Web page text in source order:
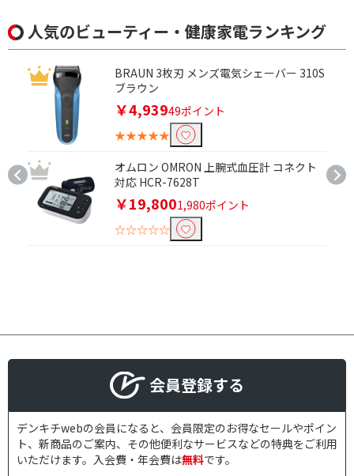
パイプ径で絞り込む
25mm
26mm
30mm
32mm
38mm
ストレートプレート幅で絞り込む
20mm以下
21mm以上30mm以下
21～30mm
31mm以上
最高温度で絞り込む
防水(ヘアカッター)で絞り込む
防水対応
刃の枚数で絞り込む
1枚刃
2枚刃
人気のビューティー・健康家電ランキング
BRAUN 3枚刃 メンズ電気シェーバー 310S
ブラウン
￥4,93949ポイント
★★★★★
オムロン OMRON 上腕式血圧計 コネクト
対応 HCR-7628T
￥19,8001,980ポイント
☆☆☆☆☆
会員登録する
デンキチwebの会員になると、会員限定のお得なセールやポイン
ト、新商品のご案内、その他便利なサービスなどの特典をご利用
いただけます。入会費・年会費は無料です。